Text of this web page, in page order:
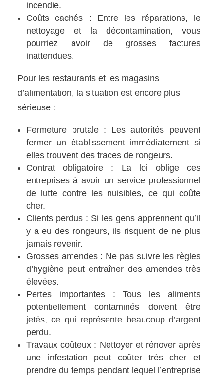
incendie.
Coûts cachés : Entre les réparations, le
nettoyage et la décontamination, vous
pourriez avoir de grosses factures
inattendues.
Pour les restaurants et les magasins
d’alimentation, la situation est encore plus
sérieuse :
Fermeture brutale : Les autorités peuvent
fermer un établissement immédiatement si
elles trouvent des traces de rongeurs.
Contrat obligatoire : La loi oblige ces
entreprises à avoir un service professionnel
de lutte contre les nuisibles, ce qui coûte
cher.
Clients perdus : Si les gens apprennent qu’il
y a eu des rongeurs, ils risquent de ne plus
jamais revenir.
Grosses amendes : Ne pas suivre les règles
d’hygiène peut entraîner des amendes très
élevées.
Pertes importantes : Tous les aliments
potentiellement contaminés doivent être
jetés, ce qui représente beaucoup d’argent
perdu.
Travaux coûteux : Nettoyer et rénover après
une infestation peut coûter très cher et
prendre du temps pendant lequel l’entreprise